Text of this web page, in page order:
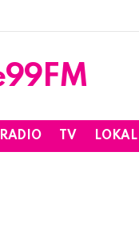
RADIO TV LOKAL